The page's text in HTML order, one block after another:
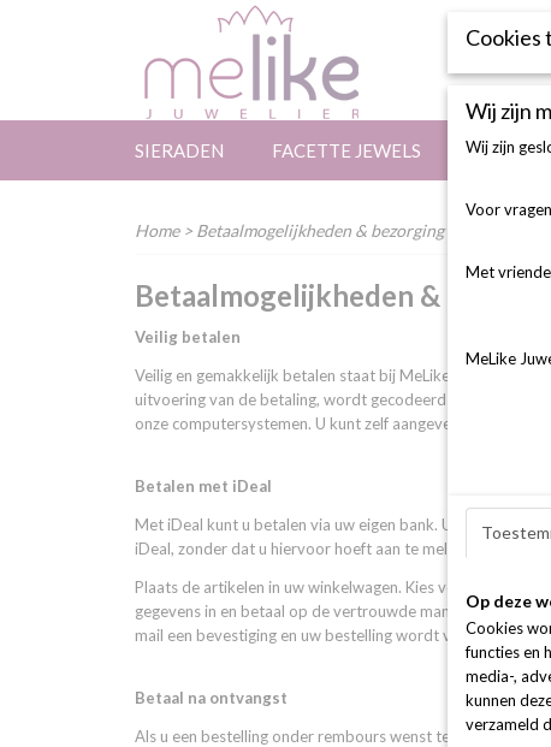
SIERADEN FACETTE JEWELS 3D
Home> Betaalmogelijkheden & bezorging
Betaalmogelijkheden &
Veilig betalen
Veilig en gemakkelijk betalen staat bij MeLike voorop. De
uitvoering van de betaling, wordt gecodeerd via het SSL-
onze computersystemen. U kunt zelf aangeven met
Betalen met iDeal
Met iDeal kunt u betalen via uw eigen bank. U rekent dan
iDeal, zonder dat u hiervoor hoeft aan te melden. U
Plaats de artikelen in uw winkelwagen. Kies voor betalen
gegevens in en betaal op de vertrouwde manier. Het
mail een bevestiging en uw bestelling wordt verwerkt.
Betaal na ontvangst
Als u een bestelling onder rembours wenst te betalen,
Cookies
Wij zijn
Wij zijn
Voor
Met
MeLike
Op deze
Cookies
functies en
media-,
kunnen
verzameld